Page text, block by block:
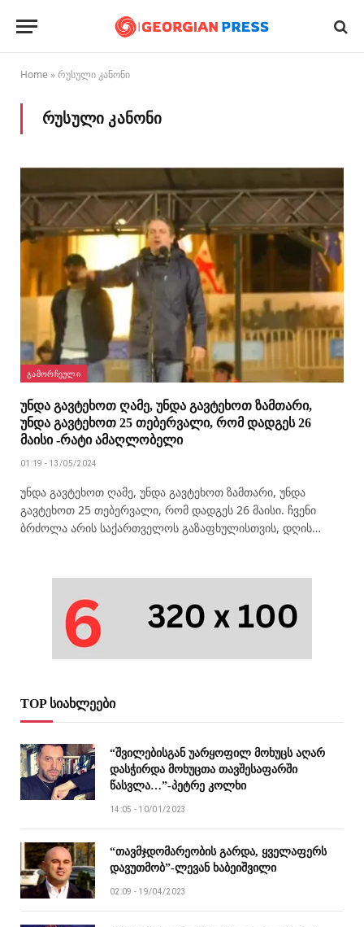
Home »რუსული კანონი
ᲠᲣᲡᲣᲚᲘ ᲙᲐᲜᲝᲜᲘ
ᲒᲐᲛᲝᲠᲩᲔᲣᲚᲘ
უნდა გავტეხოთ ღამე, უნდა გავტეხოთ ზამთარი,
უნდა გავტეხოთ 25 თებერვალი, რომ დადგეს 26
მაისი -რატი ამაღლობელი
01:19 - 13/05/2024
უნდა გავტეხოთ ღამე, უნდა გავტეხოთ ზამთარი, უნდა
გავტეხოთ 25 თებერვალი, რომ დადგეს 26 მაისი. ჩვენი
ბრძოლა არის საქართველოს გაზაფხულისთვის, დღის…
TOP სიახლეები
“შვილებისგან უარყოფილ მოხუცს აღარ
დასჭირდა მოხუცთა თავშესაფარში
წასვლა…”-პეტრე კოლხი
14:05 - 10/01/2023
“თავმჯდომარეობის გარდა, ყველაფერს
დავუთმობ”-ლევან ხაბეიშვილი
02:09 - 19/04/2023